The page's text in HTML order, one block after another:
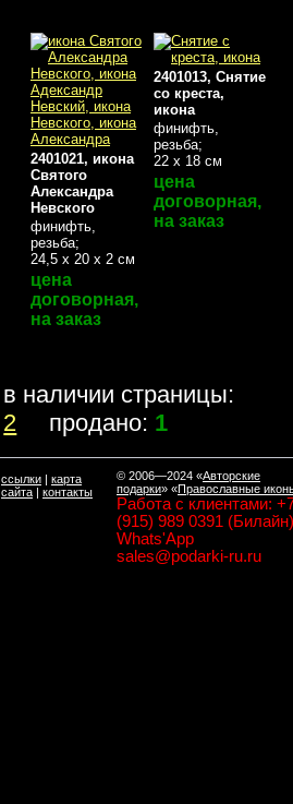
2401021, икона
Святого
Александра
Невского
финифть,
резьба;
24,5 х 20 х 2 см
цена
договорная,
на заказ
2401013, Снятие
со креста,
икона
финифть,
резьба;
22 х 18 см
цена
договорная,
на заказ
в наличии страницы:
2 продано: 1
ссылки | карта
сайта | контакты
© 2006—2024 «Авторские
подарки» «Православные
Работа с клиентами:
(915) 989 0391
Whats'App
sales@podarki-ru.ru